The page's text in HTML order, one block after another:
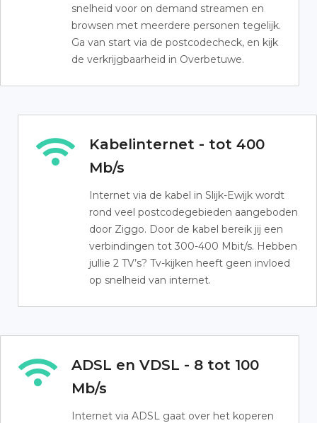
snelheid voor on demand streamen en
browsen met meerdere personen tegelijk.
Ga van start via de postcodecheck, en kijk
de verkrijgbaarheid in Overbetuwe.
Kabelinternet - tot 400
Mb/s
Internet via de kabel in Slijk-Ewijk wordt
rond veel postcodegebieden aangeboden
door Ziggo. Door de kabel bereik jij een
verbindingen tot 300-400 Mbit/s. Hebben
jullie 2 TV’s? Tv-kijken heeft geen invloed
op snelheid van internet.
ADSL en VDSL - 8 tot 100
Mb/s
Internet via ADSL gaat over het koperen